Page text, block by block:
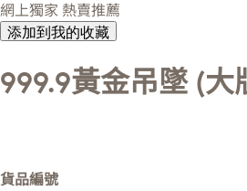
網上獨家 熱賣推薦
添加到我的收藏
999.9黃金吊墜 (大
貨品編號